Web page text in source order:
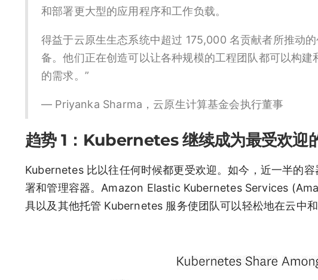
和部署更大型的应用程序和工作负载。
得益于云原生生态系统中超过 175,000 名贡献者所推动
备。他们正在创造可以让各种规模的工程团队都可以构
的需求。”
— Priyanka Sharma，云原生计算基金会执行董事
趋势 1：Kubernetes 继续成为最受欢迎
Kubernetes 比以往任何时候都更受欢迎。如今，近一半的
署和管理容器。Amazon Elastic Kubernetes Services
具以及其他托管 Kubernetes 服务使团队可以轻松地在云中